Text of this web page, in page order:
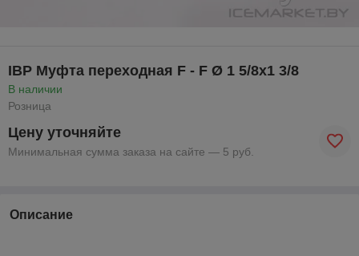
IBP Муфта переходная F - F Ø 1 5/8x1 3/8
В наличии
Розница
Цену уточняйте
Минимальная сумма заказа на сайте — 5 руб.
Описание